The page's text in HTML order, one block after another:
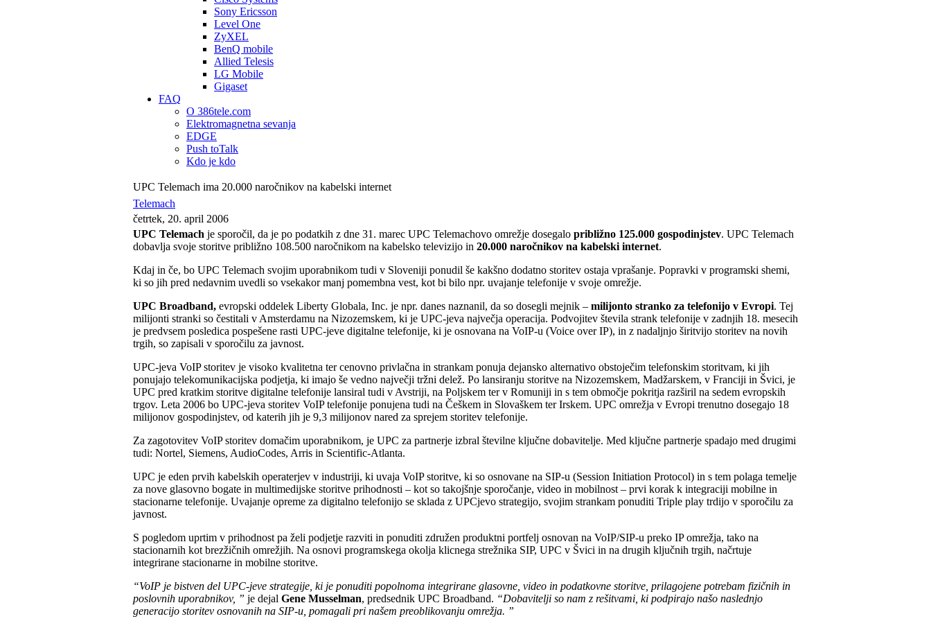
Sony Ericsson
Level One
ZyXEL
BenQ mobile
Allied Telesis
LG Mobile
Gigaset
FAQ
O 386tele.com
Elektromagnetna sevanja
EDGE
Push toTalk
Kdo je kdo
UPC Telemach ima 20.000 naročnikov na kabelski internet
Telemach
četrtek, 20. april 2006
UPC Telemach je sporočil, da je po podatkih z dne 31. marec UPC Telemachovo omrežje dosegalo približno 125.000 gospodinjstev. UPC Telemach
dobavlja svoje storitve približno 108.500 naročnikom na kabelsko televizijo in 20.000 naročnikov na kabelski internet.
Kdaj in če, bo UPC Telemach svojim uporabnikom tudi v Sloveniji ponudil še kakšno dodatno storitev ostaja vprašanje. Popravki v programski shemi,
ki so jih pred nedavnim uvedli so vsekakor manj pomembna vest, kot bi bilo npr. uvajanje telefonije v svoje omrežje.
UPC Broadband, evropski oddelek Liberty Globala, Inc. je npr. danes naznanil, da so dosegli mejnik – milijonto stranko za telefonijo v Evropi. Tej
milijonti stranki so čestitali v Amsterdamu na Nizozemskem, ki je UPC-jeva največja operacija. Podvojitev števila strank telefonije v zadnjih 18. mesecih
je predvsem posledica pospešene rasti UPC-jeve digitalne telefonije, ki je osnovana na VoIP-u (Voice over IP), in z nadaljnjo širitvijo storitev na novih
trgih, so zapisali v sporočilu za javnost.
UPC-jeva VoIP storitev je visoko kvalitetna ter cenovno privlačna in strankam ponuja dejansko alternativo obstoječim telefonskim storitvam, ki jih
ponujajo telekomunikacijska podjetja, ki imajo še vedno največji tržni delež. Po lansiranju storitve na Nizozemskem, Madžarskem, v Franciji in Švici, je
UPC pred kratkim storitve digitalne telefonije lansiral tudi v Avstriji, na Poljskem ter v Romuniji in s tem območje pokritja razširil na sedem evropskih
trgov. Leta 2006 bo UPC-jeva storitev VoIP telefonije ponujena tudi na Češkem in Slovaškem ter Irskem. UPC omrežja v Evropi trenutno dosegajo 18
milijonov gospodinjstev, od katerih jih je 9,3 milijonov nared za sprejem storitev telefonije.
Za zagotovitev VoIP storitev domačim uporabnikom, je UPC za partnerje izbral številne ključne dobavitelje. Med ključne partnerje spadajo med drugimi
tudi: Nortel, Siemens, AudioCodes, Arris in Scientific-Atlanta.
UPC je eden prvih kabelskih operaterjev v industriji, ki uvaja VoIP storitve, ki so osnovane na SIP-u (Session Initiation Protocol) in s tem polaga temelje
za nove glasovno bogate in multimedijske storitve prihodnosti – kot so takojšnje sporočanje, video in mobilnost – prvi korak k integraciji mobilne in
stacionarne telefonije. Uvajanje opreme za digitalno telefonijo se sklada z UPCjevo strategijo, svojim strankam ponuditi Triple play trdijo v sporočilu za
javnost.
S pogledom uprtim v prihodnost pa želi podjetje razviti in ponuditi združen produktni portfelj osnovan na VoIP/SIP-u preko IP omrežja, tako na
stacionarnih kot brezžičnih omrežjih. Na osnovi programskega okolja klicnega strežnika SIP, UPC v Švici in na drugih ključnih trgih, načrtuje
integrirane stacionarne in mobilne storitve.
“VoIP je bistven del UPC-jeve strategije, ki je ponuditi popolnoma integrirane glasovne, video in podatkovne storitve, prilagojene potrebam fizičnih in
poslovnih uporabnikov, ” je dejal Gene Musselman, predsednik UPC Broadband. “Dobavitelji so nam z rešitvami, ki podpirajo našo naslednjo
generacijo storitev osnovanih na SIP-u, pomagali pri našem preoblikovanju omrežja. ”